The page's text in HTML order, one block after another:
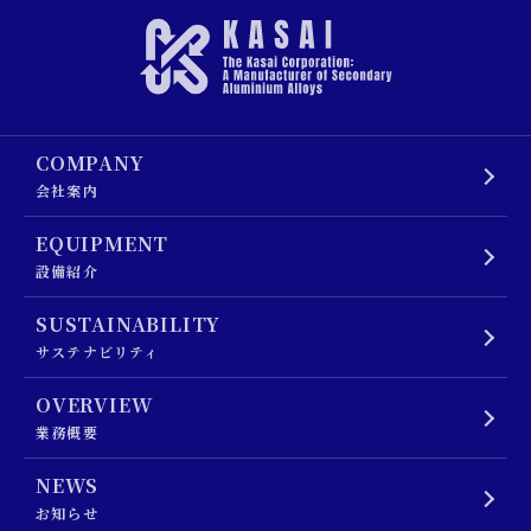
COMPANY
会社案内
EQUIPMENT
設備紹介
SUSTAINABILITY
サステナビリティ
OVERVIEW
業務概要
NEWS
お知らせ